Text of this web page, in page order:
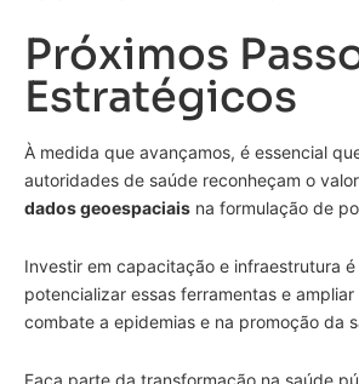
Próximos
Estratégicos
À medida que avançamos, é essencial
autoridades de saúde reconheçam o
dados geoespaciais na formulação de
Investir em capacitação e infraestrutura
potencializar essas ferramentas e
combate a epidemias e na promoção da
Faça parte da transformação na saúde